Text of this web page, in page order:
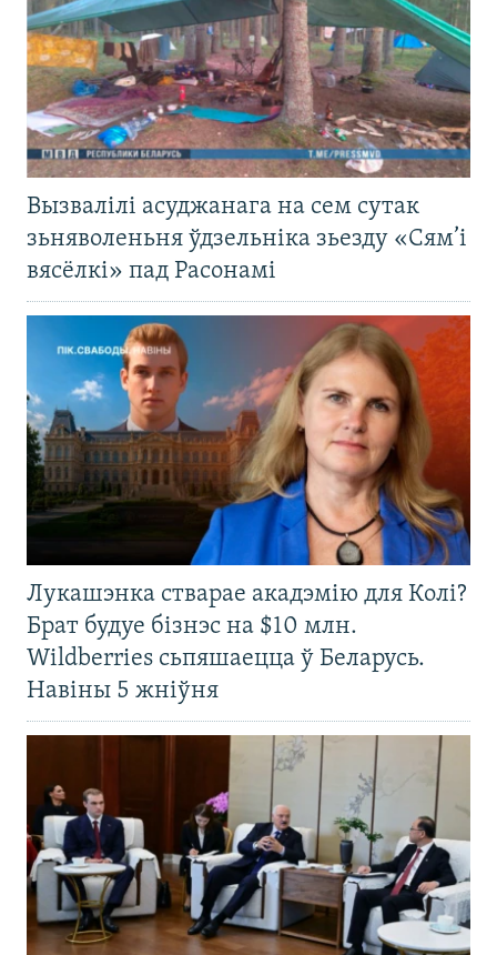
Вызвалілі асуджанага на сем сутак
зьняволеньня ўдзельніка зьезду «Сям’і
вясёлкі» пад Расонамі
Лукашэнка стварае акадэмію для Колі?
Брат будуе бізнэс на $10 млн.
Wildberries сьпяшаецца ў Беларусь.
Навіны 5 жніўня